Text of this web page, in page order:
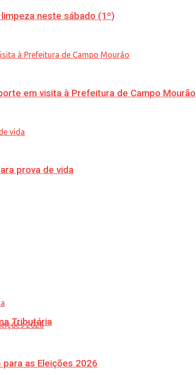
neste sábado (1º)
em visita à Prefeitura de Campo Mourão
prova de vida
as Eleições 2026
Tributária